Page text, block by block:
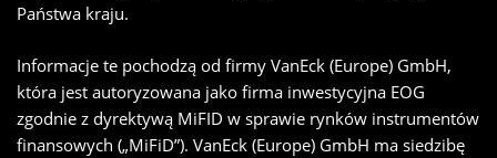
Państwa kraju.
Informacje te pochodzą od firmy VanEck (Europe) GmbH,
która jest autoryzowana jako firma inwestycyjna EOG
zgodnie z dyrektywą MiFID w sprawie rynków instrumentów
finansowych („MiFiD”). VanEck (Europe) GmbH ma siedzibę